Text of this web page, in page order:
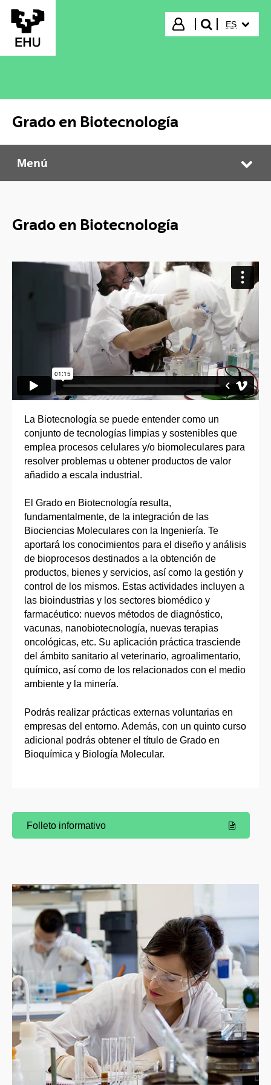
Saltar al contenido principal
Iniciar sesión
buscar"
ES
Grado en Biotecnología
Grado en Biotecnología
Menú
Grado en Biotecnología
La Biotecnología se puede entender como un
conjunto de tecnologías limpias y sostenibles que
emplea procesos celulares y/o biomoleculares para
resolver problemas u obtener productos de valor
añadido a escala industrial.
El Grado en Biotecnología resulta,
fundamentalmente, de la integración de las
Biociencias Moleculares con la Ingeniería. Te
aportará los conocimientos para el diseño y análisis
de bioprocesos destinados a la obtención de
productos, bienes y servicios, así como la gestión y
control de los mismos. Estas actividades incluyen a
las bioindustrias y los sectores biomédico y
farmacéutico: nuevos métodos de diagnóstico,
vacunas, nanobiotecnología, nuevas terapias
oncológicas, etc. Su aplicación práctica trasciende
del ámbito sanitario al veterinario, agroalimentario,
químico, así como de los relacionados con el medio
ambiente y la minería.
Podrás realizar prácticas externas voluntarias en
empresas del entorno. Además, con un quinto curso
adicional podrás obtener el título de Grado en
Bioquímica y Biología Molecular.
(Abre una nueva ventana)
Folleto informativo